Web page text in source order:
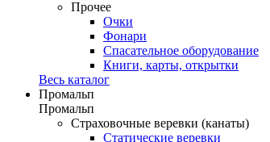
Прочее
Очки
Фонари
Спасательное оборудование
Книги, карты, открытки
Весь каталог
Промальп
Промальп
Страховочные веревки (канаты)
Статические веревки